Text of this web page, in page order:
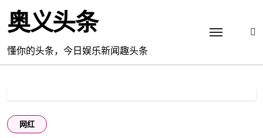
到
内
容
奥义头条
懂你的头条，今日娱乐新闻趣头条
网红